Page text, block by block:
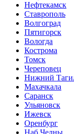
Нефтекамск
Ставрополь
Волгоград
Пятигорск
Вологда
Кострома
Томск
Череповец
Нижний
Махачкала
Саранск
Ульяновск
Ижевск
Оренбург
Наб.Челны